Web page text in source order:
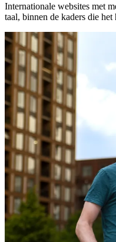
Internationale websites met
taal, binnen de kaders die